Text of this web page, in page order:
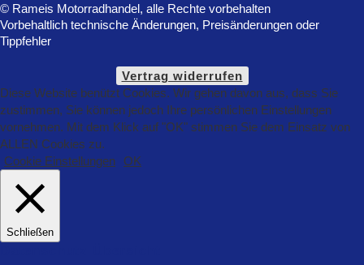
© Rameis Motorradhandel, alle Rechte vorbehalten
Vorbehaltlich technische Änderungen, Preisänderungen oder
Tippfehler
Vertrag widerrufen
Diese Website benützt Cookies. Wir gehen davon aus, dass Sie
zustimmen, Sie können jedoch Ihre persönlichen Einstellungen
vornehmen. Mit dem Klick auf "OK" stimmen Sie dem Einsatz von
ALLEN Cookies zu.
Cookie Einstellungen
OK
Schließen